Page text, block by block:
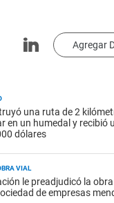
Agregar
una ruta de 2
en un humedal y recibió
dólares
VIAL
le preadjudicó la
de empresas